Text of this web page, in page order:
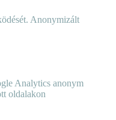
Anonymizált
Analytics anonym
oldalakon